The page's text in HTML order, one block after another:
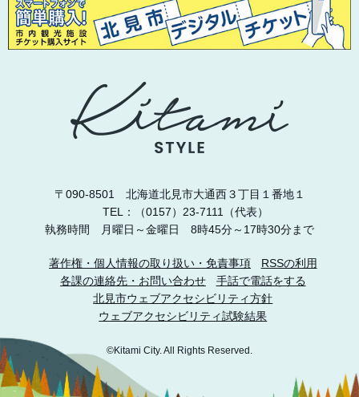
〒090-8501 北海道北見市大通西３丁目１番地１
TEL：（0157）23-7111（代表）
執務時間 月曜日～金曜日 8時45分～17時30分まで
著作権・個人情報の取り扱い・免責事項
RSSの利用
各課の連絡先・お問い合わせ
手話で電話をする
北見市ウェブアクセシビリティ方針
ウェブアクセシビリティ試験結果
©Kitami City. All Rights Reserved.